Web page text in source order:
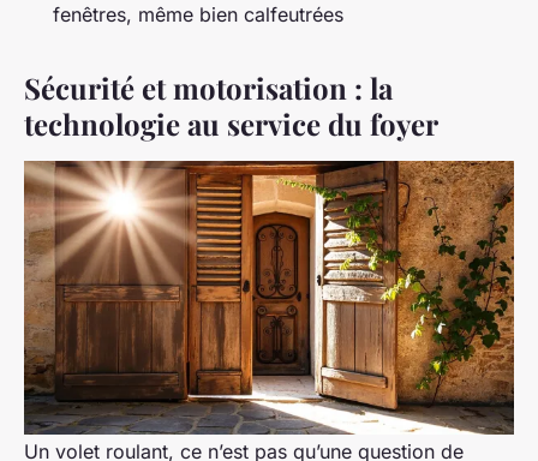
fenêtres, même bien calfeutrées
Sécurité et motorisation : la
technologie au service du foyer
Un volet roulant, ce n’est pas qu’une question de